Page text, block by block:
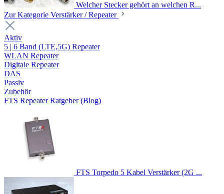
Welcher Stecker gehört an welchen R...
Zur Kategorie Verstärker / Repeater
Aktiv
5 | 6 Band (LTE,5G) Repeater
WLAN Repeater
Digitale Repeater
DAS
Passiv
Zubehör
FTS Repeater Ratgeber (Blog)
FTS Torpedo 5 Kabel Verstärker (2G ...